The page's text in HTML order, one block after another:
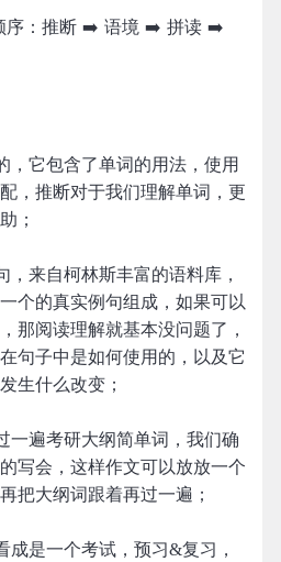
序：推断 ➡️ 语境 ➡️ 拼读 ➡️
，它包含了单词的用法，使用
，推断对于我们理解单词，更
；
，来自柯林斯丰富的语料库，
个的真实例句组成，如果可以
那阅读理解就基本没问题了，
句子中是如何使用的，以及它
生什么改变；
一遍考研大纲简单词，我们确
写会，这样作文可以放放一个
把大纲词跟着再过一遍；
成是一个考试，预习&复习，